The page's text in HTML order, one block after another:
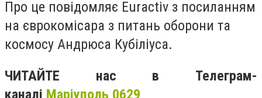
Про це повідомляє Euractiv з посиланням
на єврокомісара з питань оборони та
космосу Андрюса Кубіліуса.
ЧИТАЙТЕ нас в Телеграм-
каналі Маріуполь 0629